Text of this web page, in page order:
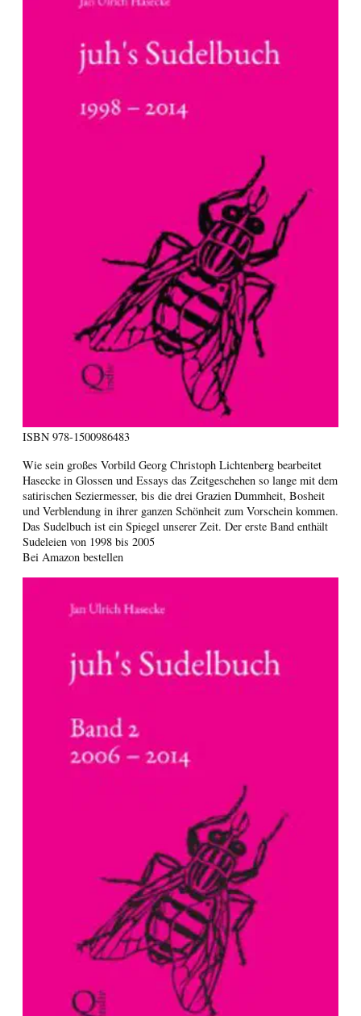
ISBN 978-1500986483
Wie sein großes Vorbild Georg Christoph Lichtenberg bearbeitet
Hasecke in Glossen und Essays das Zeitgeschehen so lange mit dem
satirischen Seziermesser, bis die drei Grazien Dummheit, Bosheit
und Verblendung in ihrer ganzen Schönheit zum Vorschein kommen.
Das Sudelbuch ist ein Spiegel unserer Zeit. Der erste Band enthält
Sudeleien von 1998 bis 2005
Bei Amazon bestellen